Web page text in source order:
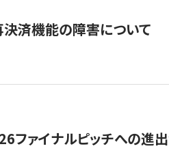
決済機能の障害について
ァイナルピッチへの進出